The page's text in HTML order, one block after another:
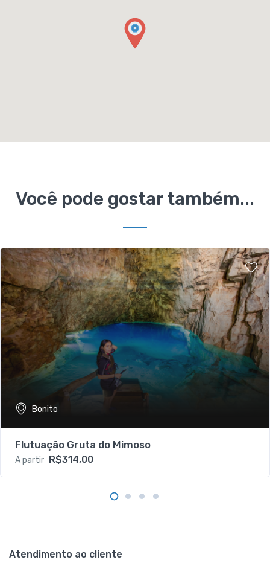
Você pode gostar também...
Bonito
Flutuação Gruta do Mimoso
A partir R$314,00
Atendimento ao cliente